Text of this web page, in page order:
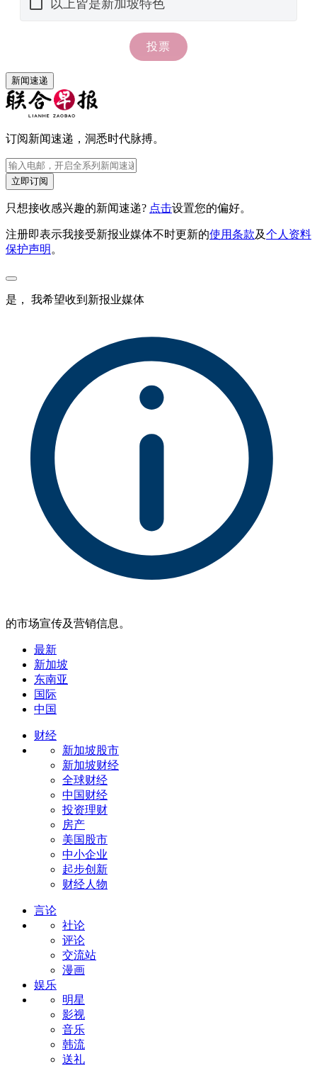
新闻速递
订阅新闻速递，洞悉时代脉搏。
立即订阅
只想接收感兴趣的新闻速递? 点击设置您的偏好。
注册即表示我接受新报业媒体不时更新的使用条款及个人资料
保护声明 。
是， 我希望收到新报业媒体
的市场宣传及营销信息。
最新
新加坡
东南亚
国际
中国
财经
新加坡股市
新加坡财经
全球财经
中国财经
投资理财
房产
美国股市
中小企业
起步创新
财经人物
言论
社论
评论
交流站
漫画
娱乐
明星
影视
音乐
韩流
送礼